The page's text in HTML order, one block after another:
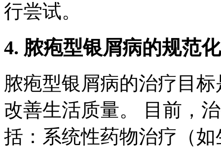
行尝试。
4. 脓疱型银屑病的规范
脓疱型银屑病的治疗目
改善生活质量。 目前，
括：系统性药物治疗（